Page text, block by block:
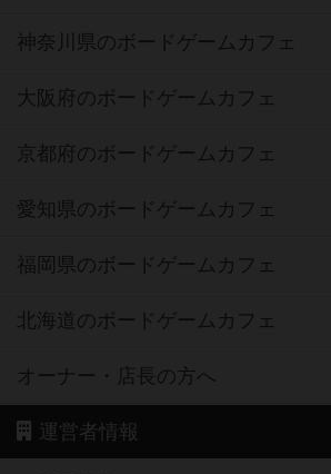
神奈川県のボードゲームカフェ
大阪府のボードゲームカフェ
京都府のボードゲームカフェ
愛知県のボードゲームカフェ
福岡県のボードゲームカフェ
北海道のボードゲームカフェ
オーナー・店長の方へ
運営者情報